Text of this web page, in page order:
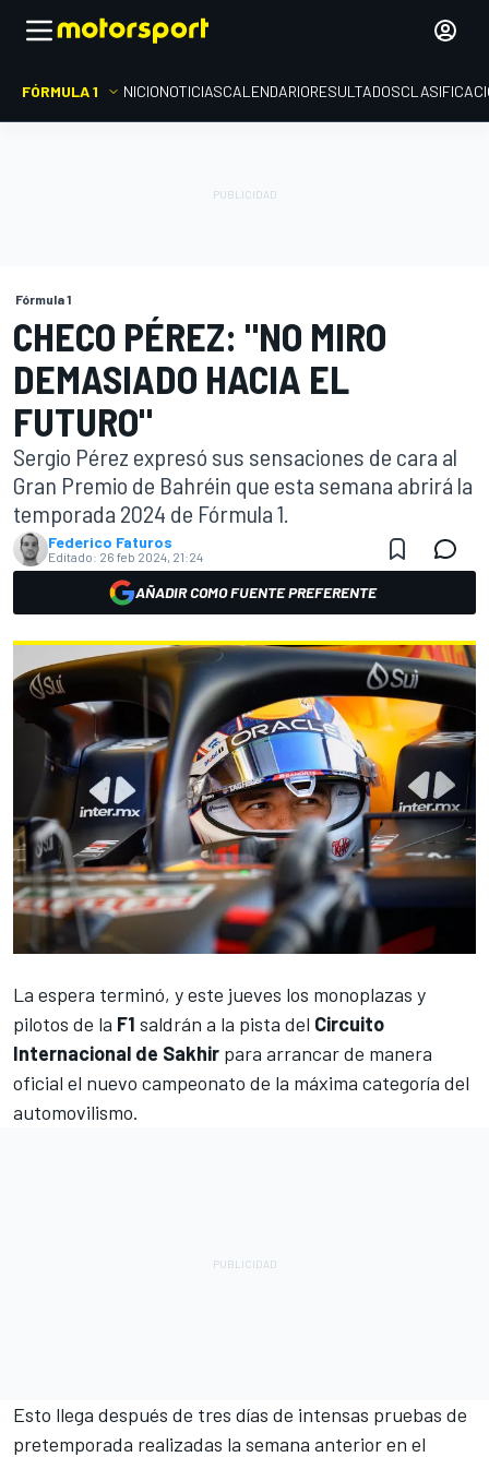
FÓRMULA 1 INICIONOTICIASCALENDARIORESULTADOS
Fórmula 1
CHECO PÉREZ: "NO MIRO
DEMASIADO HACIA EL
FUTURO"
Sergio Pérez expresó sus sensaciones de cara al
Gran Premio de Bahréin que esta semana abrirá la
temporada 2024 de Fórmula 1.
Federico Faturos
Editado: 26 feb 2024, 21:24
AÑADIR COMO FUENTE PREFERENTE
La espera terminó, y este jueves los monoplazas y
pilotos de la F1 saldrán a la pista del Circuito
Internacional de Sakhir para arrancar de manera
oficial el nuevo campeonato de la máxima categoría del
automovilismo.
Esto llega después de tres días de intensas pruebas de
pretemporada realizadas la semana anterior en el